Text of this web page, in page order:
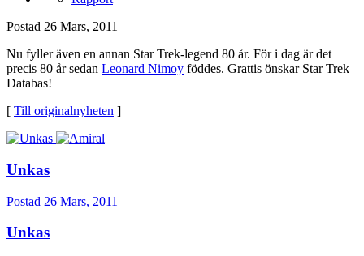
Postad 26 Mars, 2011
Nu fyller även en annan Star Trek-legend 80 år. För i dag är det
precis 80 år sedan Leonard Nimoy föddes. Grattis önskar Star Trek
Databas!
[ Till originalnyheten ]
Unkas
Postad 26 Mars, 2011
Unkas